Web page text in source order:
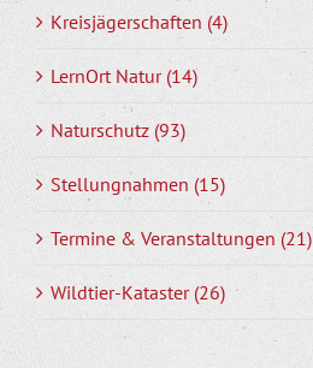
Kreisjägerschaften (4)
LernOrt Natur (14)
Naturschutz (93)
Stellungnahmen (15)
Termine & Veranstaltungen (21)
Wildtier-Kataster (26)